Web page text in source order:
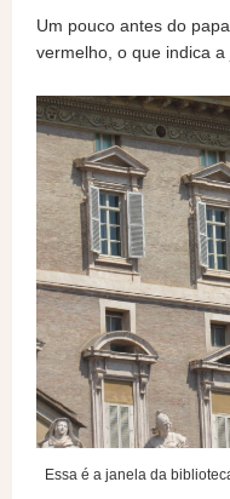
Um pouco antes do
vermelho, o que indica
Essa é a janela da